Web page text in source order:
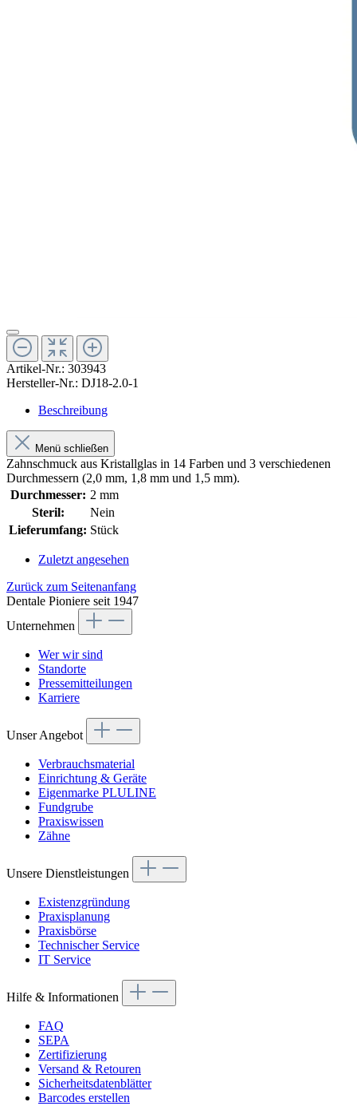
Artikel-Nr.: 303943
Hersteller-Nr.: DJ18-2.0-1
Beschreibung
Menü schließen
Zahnschmuck aus Kristallglas in 14 Farben und 3 verschiedenen
Durchmessern (2,0 mm, 1,8 mm und 1,5 mm).
Durchmesser: 2 mm
Steril:
Nein
Lieferumfang: Stück
Zuletzt angesehen
Zurück zum Seitenanfang
Dentale Pioniere seit 1947
Unternehmen
Wer wir sind
Standorte
Pressemitteilungen
Karriere
Unser Angebot
Verbrauchsmaterial
Einrichtung & Geräte
Eigenmarke PLULINE
Fundgrube
Praxiswissen
Zähne
Unsere Dienstleistungen
Existenzgründung
Praxisplanung
Praxisbörse
Technischer Service
IT Service
Hilfe & Informationen
FAQ
SEPA
Zertifizierung
Versand & Retouren
Sicherheitsdatenblätter
Barcodes erstellen